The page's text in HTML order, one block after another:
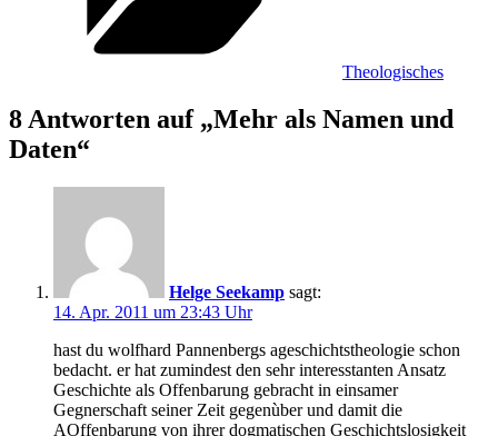
Theologisches
8 Antworten auf „Mehr als Namen und
Daten“
Helge Seekamp sagt:
14. Apr. 2011 um 23:43 Uhr
hast du wolfhard Pannenbergs ageschichtstheologie schon
bedacht. er hat zumindest den sehr interesstanten Ansatz
Geschichte als Offenbarung gebracht in einsamer
Gegnerschaft seiner Zeit gegenùber und damit die
AOffenbarung von ihrer dogmatischen Geschichtslosigkeit